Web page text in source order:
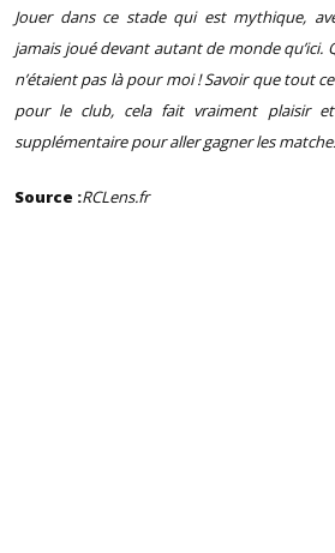
Jouer dans ce stade qui est mythique,
jamais joué devant autant de monde qu’ici.
n’étaient pas là pour moi ! Savoir que tout
pour le club, cela fait vraiment plaisir
supplémentaire pour aller gagner les
Source :RCLens.fr